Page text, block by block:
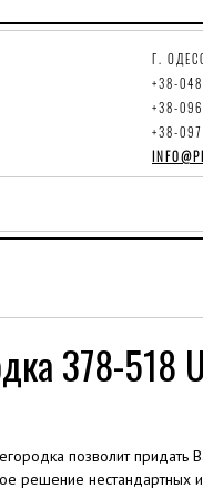
Г.
+38-
+38-
+38-
378-518
позволит придать
решение нестандартных